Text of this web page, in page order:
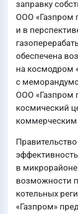
заправку
ООО «Газпром
и в
обеспечена
на космодром
с
ООО «Газпром
космический
коммерческим
в
возможности
котельных
«Газпром»